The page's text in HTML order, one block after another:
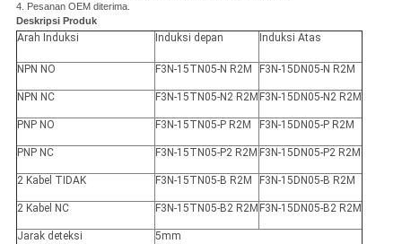
4. Pesanan OEM diterima.
Deskripsi Produk
Arah Induksi Induksi depan Induksi Atas
NPN NO F3N-15TN05-N R2M F3N-15DN05-N R2M
NPN NC F3N-15TN05-N2 R2M F3N-15DN05-N2 R2M
PNP NO F3N-15TN05-P R2M F3N-15DN05-P R2M
PNP NC F3N-15TN05-P2 R2M F3N-15DN05-P2 R2M
2 Kabel TIDAK F3N-15TN05-B R2M F3N-15DN05-B R2M
2 Kabel NC F3N-15TN05-B2 R2M F3N-15DN05-B2 R2M
Jarak deteksi 5mm